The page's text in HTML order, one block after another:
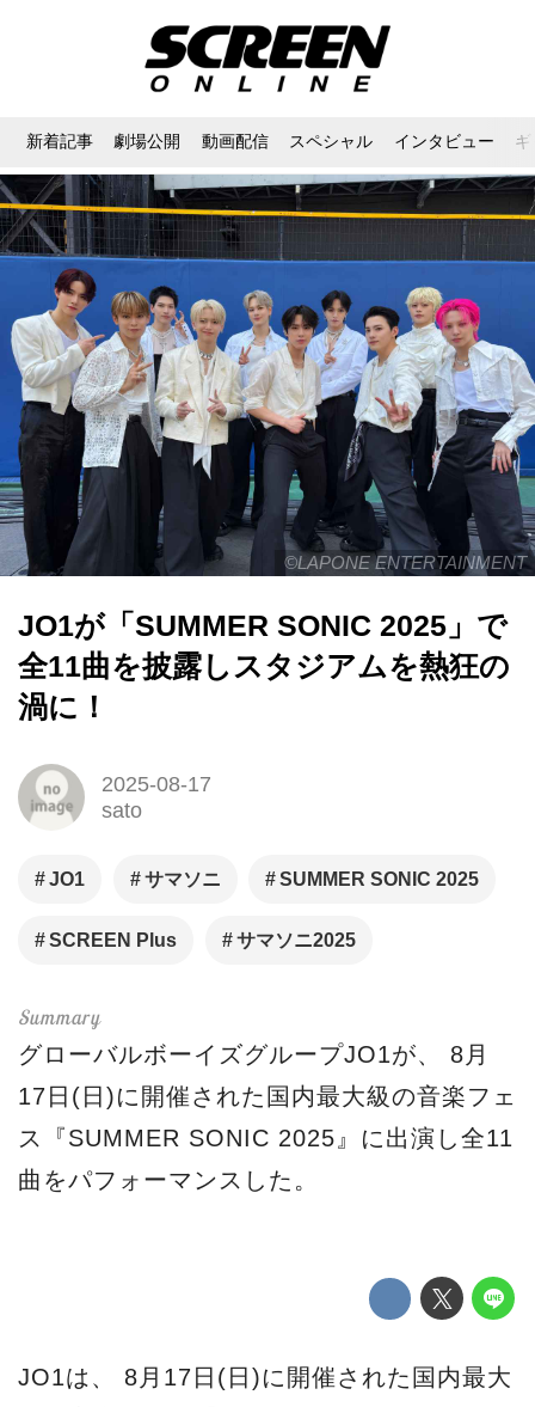
新着記事 劇場公開 動画配信 スペシャル インタビュー
©LAPONE ENTERTAINMENT
JO1が「SUMMER SONIC 2025」で
全11曲を披露しスタジアムを熱狂の
渦に！
2025-08-17
sato
JO1 サマソニ SUMMER SONIC 2025
SCREEN Plus サマソニ2025
グローバルボーイズグループJO1が、 8月
17日(日)に開催された国内最大級の音楽フェ
ス『SUMMER SONIC 2025』に出演し全11
曲をパフォーマンスした。
JO1は、 8月17日(日)に開催された国内最大